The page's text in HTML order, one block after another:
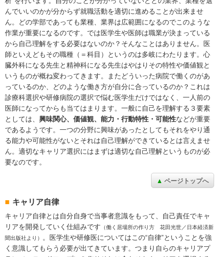
んでいいのかが分からず就職活動を適切に進めることが出来ませ
ん。どの学部であっても業種、業界は広範囲になるのでこのような
作業が重要になるのです。では医学生や医師は職業が決まっている
から自己理解をする必要はないのか？そんなことはありません。医
師といえどもその職種（＝科目）というのは多岐にわたります。心
臓外科になる先生と精神科になる先生はやはりその特性や価値観と
いうものが概ね変わってきます。またどういった病院で働くのがあ
っているのか、どのような働き方が自分に合っているのか？これは
診療科選択や研修病院の選択で悩む医学生だけではなく、一人前の
医師になってからも当てはまります。一般に自己を理解する３要素
としては、 興味関心、価値観、能力・行動特性・可能性などが重要
であるようです。一つの分野に興味があったとしてもそれをやり通
る能力や可能性がないとそれは自己理解ができているとは言えませ
ん。適切なキャリア選択にはまずは適切な自己理解というものが必
要なのです。
ページトップへ
キャリア自律
キャリア自律とは自分自身で当事者意識をもって、自己責任でキャ
リアを開発していく仕組みです （働く居場所の作り方 花田光世／日本経済新
聞出版社より）
。医学生や研修医についてはこの“自律”ということを強
く意識してもらう必要が出てきています。つまり自らのキャリアプ